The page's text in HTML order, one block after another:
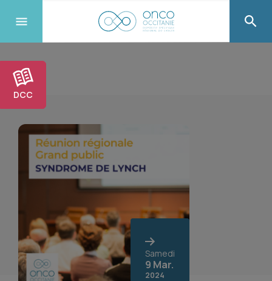
DCC
Samedi
9 Mar.
2024